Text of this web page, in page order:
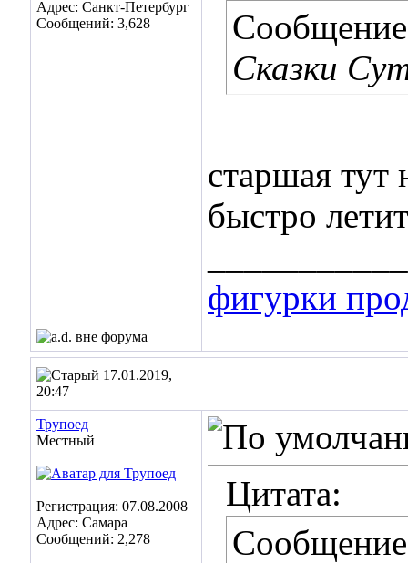
Адрес: Санкт-Петербург
Сообщений: 3,628
Сказки
старшая тут
быстро
фигурки
17.01.2019,
20:47
Трупоед
Местный
Регистрация: 07.08.2008
Адрес: Самара
Сообщений: 2,278
Цитата: